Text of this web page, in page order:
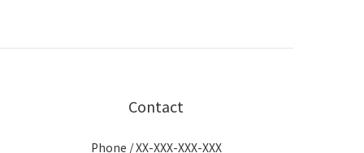
Contact
Phone / XX-XXX-XXX-XXX